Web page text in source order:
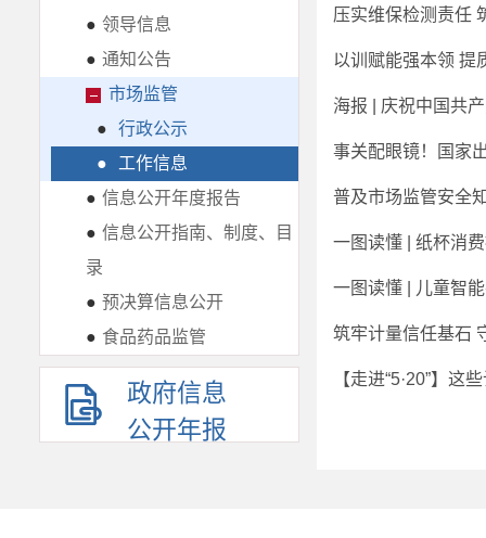
● 领导信息
● 通知公告
市场监管
●
行政公示
●
工作信息
● 信息公开年度报告
● 信息公开指南、制度、目
录
● 预决算信息公开
● 食品药品监管
政府信息
公开年报
压实维保检测责任
以训赋能强本领 提
海报 | 庆祝中国共
事关配眼镜！国家
普及市场监管安全
一图读懂 | 纸杯消
一图读懂 | 儿童智
筑牢计量信任基石
【走进“5·20”】这